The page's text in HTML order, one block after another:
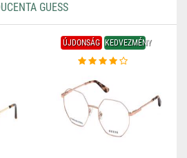
GUESS
ÚJDONSÁG KEDVEZMÉNY